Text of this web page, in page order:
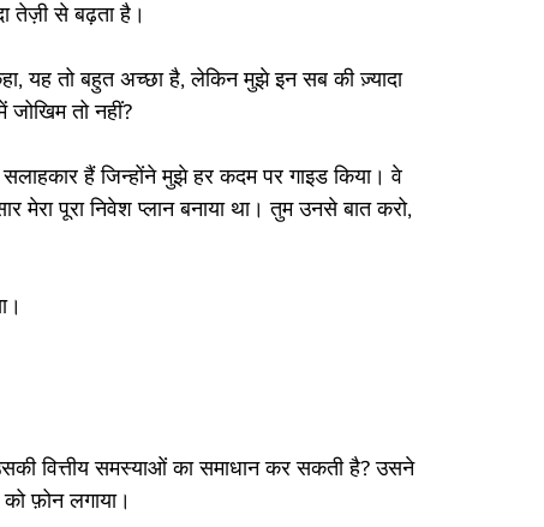
तेज़ी से बढ़ता है।
यह तो बहुत अच्छा है, लेकिन मुझे इन सब की ज़्यादा
तो नहीं?
हैं जिन्होंने मुझे हर कदम पर गाइड किया। वे
मेरा पूरा निवेश प्लान बनाया था। तुम उनसे बात करो,
वित्तीय समस्याओं का समाधान कर सकती है? उसने
फ़ोन लगाया।